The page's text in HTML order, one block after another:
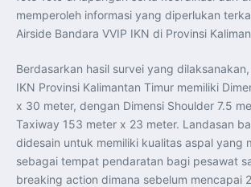
Lebih Erat Hadapi Tantangan Global
Indonesia Dorong ASEAN dan Uni
Stabilitas Global melalui Kemitraan
Menlu RI Dorong Kemitraan Ekonomi
Kemitraan ASEAN–Kanada Perkuat
Pangan, dan Energi Kawasan
ASEAN dan India Perkuat
BI Pertahankan BI-Rate 5,75
Stabilitas dan Dukung
Transparansi dan Akuntabilitas
Gratis
memperoleh informasi yang diperlukan
Airside Bandara VVIP IKN di Provinsi
Berdasarkan hasil survei yang
IKN Provinsi Kalimantan Timur memiliki
x 30 meter, dengan Dimensi Shoulder 7.5
Taxiway 153 meter x 23 meter. Landasan
didesain untuk memiliki kualitas aspal yang
sebagai tempat pendaratan bagi pesawat
breaking action dimana sebelum mencapai